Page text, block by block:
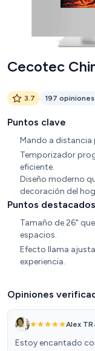
Cecotec
3.7 197
Puntos clave
Mando a
Temporizador
eficiente.
Diseño moderno
decoración del
Puntos destacados
Tamaño de 26"
espacios.
Efecto llama
experiencia.
Opiniones
Alex TR
Estoy encantado